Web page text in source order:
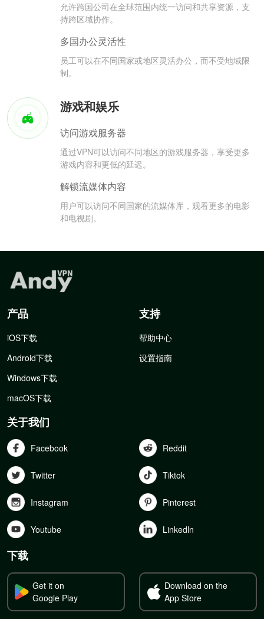
允许跨国公司在全球范围内统一访问和共享资源，支
持跨区域协作。
多国办公灵活性
员工可以在不同国家或地区灵活办公，而不受地域限
制。
游戏和娱乐
访问游戏服务器
通过VPN可以访问不同地区的游戏服务器，享受更多
游戏内容和更低的延迟。
解锁流媒体内容
用户可以访问不同国家的流媒体库，观看更多的电影
和电视剧。
产品
iOS下载
Android下载
Windows下载
macOS下载
支持
帮助中心
设置指南
关于我们
Facebook Reddit
Twitter Tiktok
Instagram Pinterest
Youtube Linkedln
下载
Get it on
Google Play
Download on the
App Store